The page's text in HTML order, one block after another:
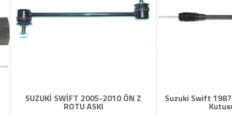
SUZUKİ SWİFT 2005-2010 ÖN Z
ROTU ASKI
Suzuki Swift